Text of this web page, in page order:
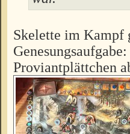
Skelette im Kampf
Proviantplättchen